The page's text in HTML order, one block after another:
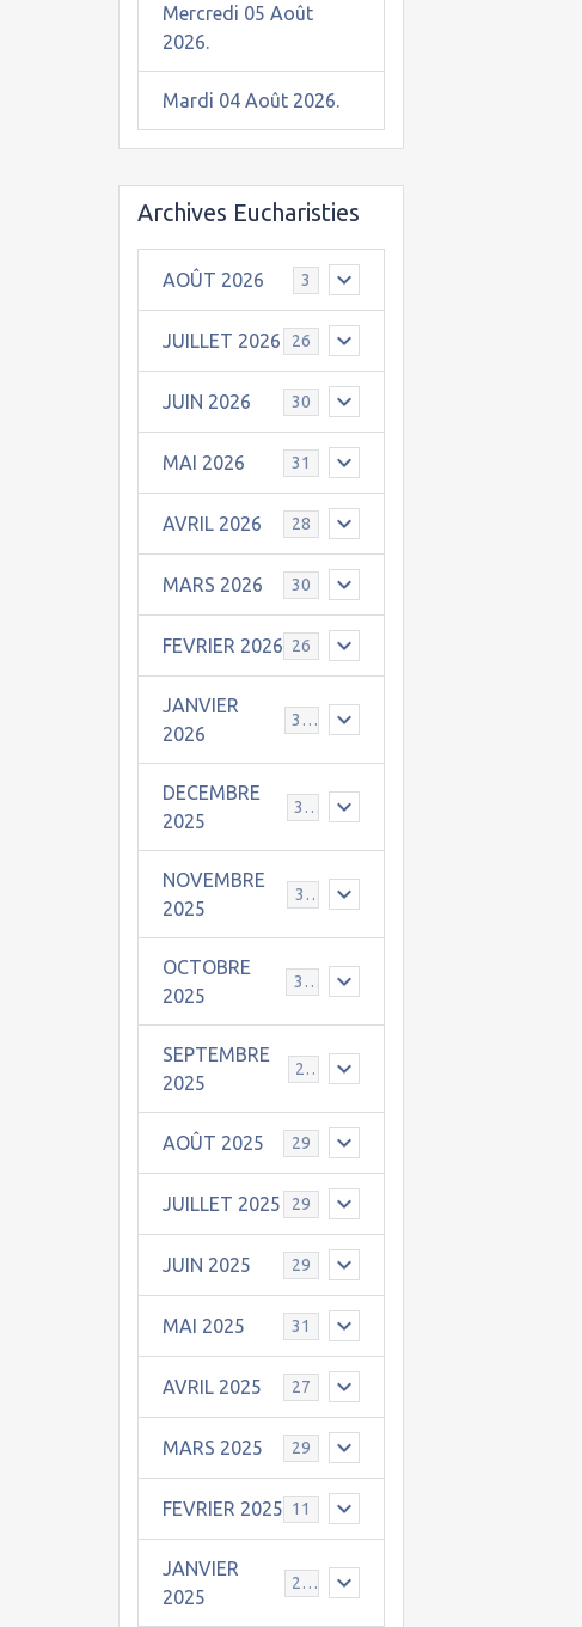
Mercredi 05 Août
2026.
Mardi 04 Août 2026.
Archives Eucharisties
AOÛT 2026 3
JUILLET 2026 26
JUIN 2026 30
MAI 2026 31
AVRIL 2026 28
MARS 2026 30
FEVRIER 2026 26
JANVIER
2026
31
DECEMBRE
2025
30
NOVEMBRE
2025
30
OCTOBRE
2025
31
SEPTEMBRE
2025
25
AOÛT 2025 29
JUILLET 2025 29
JUIN 2025 29
MAI 2025 31
AVRIL 2025 27
MARS 2025 29
FEVRIER 2025 11
JANVIER
2025
25